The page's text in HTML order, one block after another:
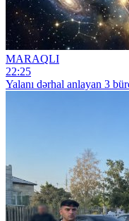
MARAQLI
22:25
Yalanı dərhal anlayan 3